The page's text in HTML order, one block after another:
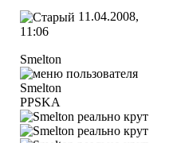
11.04.2008,
11:06
Smelton
PPSKA